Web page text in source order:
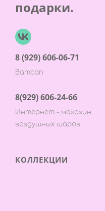
подарки.
8 (929) 606-06-71
Ватсап
8(929) 606-24-66
Интернет - магазин
воздушных шаров
КОЛЛЕКЦИИ